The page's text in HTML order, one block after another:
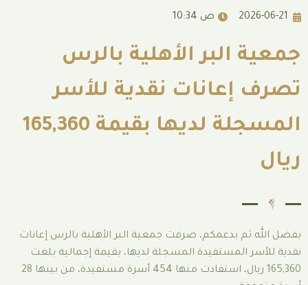
10:34 ص
الأهلية بالرس
نقدية للأسر
المسجلة لديها بقيمة 165,360
صرفت جمعية البر الأهلية بالرس إعانات
المسجلة لديها، بقيمة إجمالية بلغت
165,360 ريال، استفادت منها 454 أسرة مستفيدة، من بينها 28